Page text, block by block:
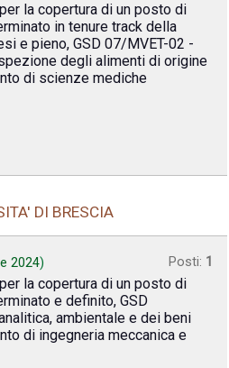
la copertura di un posto di
in tenure track della
e pieno, GSD 07/MVET-02 -
degli alimenti di origine
di scienze mediche
DI BRESCIA
2024) Posti: 1
la copertura di un posto di
e definito, GSD
ambientale e dei beni
di ingegneria meccanica e